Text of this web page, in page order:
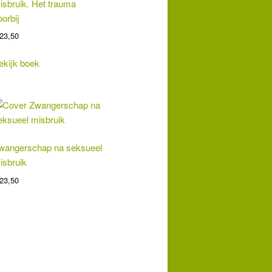
Het trauma
boek
na seksueel